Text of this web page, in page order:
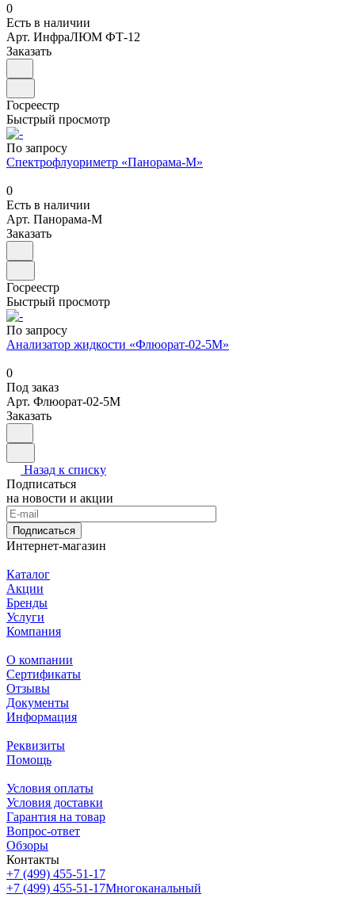
0
Есть в наличии
Арт. ИнфраЛЮМ ФТ-12
Заказать
Госреестр
Быстрый просмотр
По запросу
Спектрофлуориметр «Панорама-М»
0
Есть в наличии
Арт. Панорама-М
Заказать
Госреестр
Быстрый просмотр
По запросу
Анализатор жидкости «Флюорат-02-5М»
0
Под заказ
Арт. Флюорат-02-5М
Заказать
Назад к списку
Подписаться
на новости и акции
Подписаться
Интернет-магазин
Каталог
Акции
Бренды
Услуги
Компания
О компании
Сертификаты
Отзывы
Документы
Информация
Реквизиты
Помощь
Условия оплаты
Условия доставки
Гарантия на товар
Вопрос-ответ
Обзоры
Контакты
+7 (499) 455-51-17
+7 (499) 455-51-17Многоканальный